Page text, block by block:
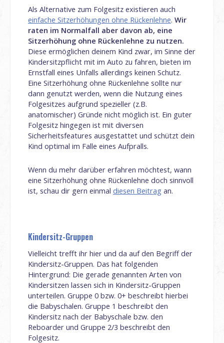
Als Alternative zum Folgesitz existieren auch
einfache Sitzerhöhungen ohne Rückenlehne. Wir
raten im Normalfall aber davon ab, eine
Sitzerhöhung ohne Rückenlehne zu nutzen.
Diese ermöglichen deinem Kind zwar, im Sinne der
Kindersitzpflicht mit im Auto zu fahren, bieten im
Ernstfall eines Unfalls allerdings keinen Schutz.
Eine Sitzerhöhung ohne Rückenlehne sollte nur
dann genutzt werden, wenn die Nutzung eines
Folgesitzes aufgrund spezieller (z.B.
anatomischer) Gründe nicht möglich ist. Ein guter
Folgesitz hingegen ist mit diversen
Sicherheitsfeatures ausgestattet und schützt dein
Kind optimal im Falle eines Aufpralls.
Wenn du mehr darüber erfahren möchtest, wann
eine Sitzerhöhung ohne Rückenlehne doch sinnvoll
ist, schau dir gern einmal diesen Beitrag an.
Kindersitz-Gruppen
Vielleicht trefft ihr hier und da auf den Begriff der
Kindersitz-Gruppen. Das hat folgenden
Hintergrund: Die gerade genannten Arten von
Kindersitzen lassen sich in Kindersitz-Gruppen
unterteilen. Gruppe 0 bzw. 0+ beschreibt hierbei
die Babyschalen. Gruppe 1 beschreibt den
Kindersitz nach der Babyschale bzw. den
Reboarder und Gruppe 2/3 beschreibt den
Folgesitz.